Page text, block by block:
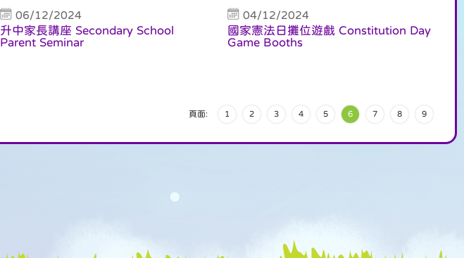
06/12/2024
升中家長講座 Secondary School
Parent Seminar
04/12/2024
國家憲法日攤位遊戲 Constitution Day
Game Booths
頁面: 1 2 3 4 5 6 7 8 9